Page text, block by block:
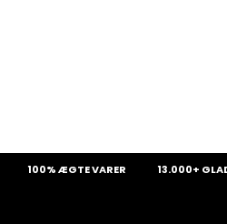
ÆGTE VARER 13.000+ GLADE